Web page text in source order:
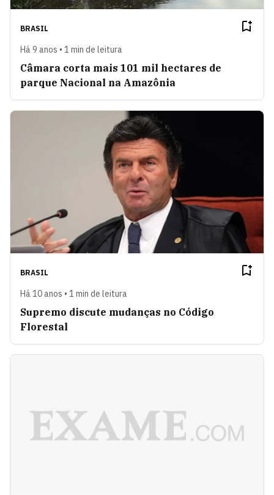
BRASIL
Há 9 anos • 1 min de leitura
Câmara corta mais 101 mil hectares de
parque Nacional na Amazônia
BRASIL
Há 10 anos • 1 min de leitura
Supremo discute mudanças no Código
Florestal